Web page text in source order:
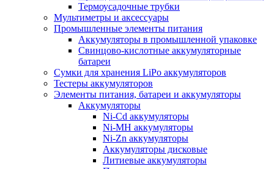
Термоусадочные трубки
Мультиметры и аксессуары
Промышленные элементы питания
Аккумуляторы в промышленной упаковке
Свинцово-кислотные аккумуляторные
батареи
Сумки для хранения LiPo аккумуляторов
Тестеры аккумуляторов
Элементы питания, батареи и аккумуляторы
Аккумуляторы
Ni-Cd аккумуляторы
Ni-MH аккумуляторы
Ni-Zn аккумуляторы
Аккумуляторы дисковые
Литиевые аккумуляторы